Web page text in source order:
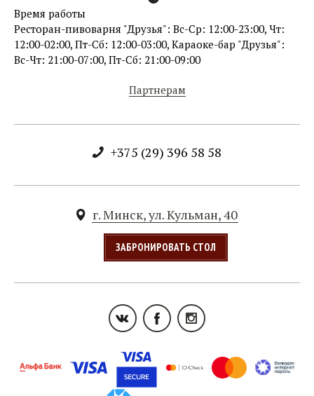
Время работы
Ресторан-пивоварня "Друзья": Вс-Ср: 12:00-23:00, Чт:
12:00-02:00, Пт-Сб: 12:00-03:00, Караоке-бар "Друзья":
Вс-Чт: 21:00-07:00, Пт-Сб: 21:00-09:00
Партнерам
+375 (29) 396 58 58
г. Минск, ул. Кульман, 40
ЗАБРОНИРОВАТЬ СТОЛ